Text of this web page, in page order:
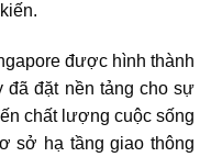
được hình thành
đã đặt nền tảng cho sự
chất lượng cuộc sống
sở hạ tầng giao thông